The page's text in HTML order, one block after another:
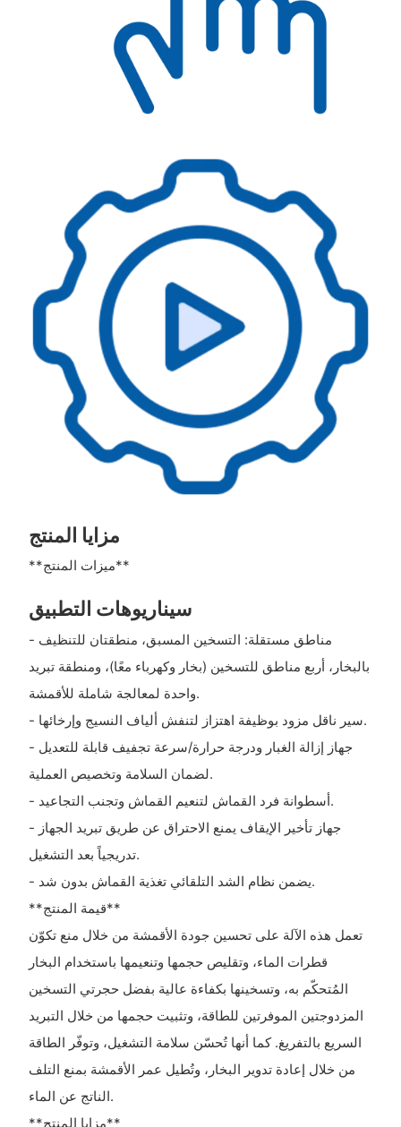
مزايا المنتج
**ميزات المنتج**
سيناريوهات التطبيق
- مناطق مستقلة: التسخين المسبق، منطقتان للتنظيف
بالبخار، أربع مناطق للتسخين (بخار وكهرباء معًا)، ومنطقة تبريد
واحدة لمعالجة شاملة للأقمشة.
- سير ناقل مزود بوظيفة اهتزاز لتنفش ألياف النسيج وإرخائها.
- جهاز إزالة الغبار ودرجة حرارة/سرعة تجفيف قابلة للتعديل
لضمان السلامة وتخصيص العملية.
- أسطوانة فرد القماش لتنعيم القماش وتجنب التجاعيد.
- جهاز تأخير الإيقاف يمنع الاحتراق عن طريق تبريد الجهاز
تدريجياً بعد التشغيل.
- يضمن نظام الشد التلقائي تغذية القماش بدون شد.
**قيمة المنتج**
تعمل هذه الآلة على تحسين جودة الأقمشة من خلال منع تكوّن
قطرات الماء، وتقليص حجمها وتنعيمها باستخدام البخار
المُتحكّم به، وتسخينها بكفاءة عالية بفضل حجرتي التسخين
المزدوجتين الموفرتين للطاقة، وتثبيت حجمها من خلال التبريد
السريع بالتفريغ. كما أنها تُحسّن سلامة التشغيل، وتوفّر الطاقة
من خلال إعادة تدوير البخار، وتُطيل عمر الأقمشة بمنع التلف
الناتج عن الماء.
**مزايا المنتج**